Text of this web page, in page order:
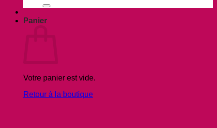
Panier
Votre panier est vide.
Retour à la boutique